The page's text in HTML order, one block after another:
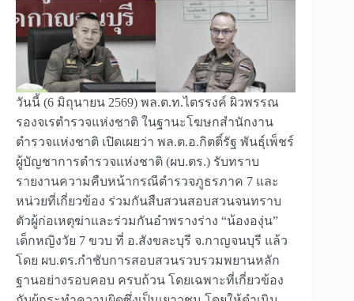
วันนี้ (6 มิถุนายน 2569) พล.ต.ท.ไตรรงค์ ผิวพรรณ
รองจเรตำรวจแห่งชาติ ในฐานะโฆษกสำนักงาน
ตำรวจแห่งชาติ เปิดเผยว่า พล.ต.อ.กิตติ์รัฐ พันธุ์เพ็ชร์
ผู้บัญชาการตำรวจแห่งชาติ (ผบ.ตร.) รับทราบ
รายงานความคืบหน้ากรณีตำรวจภูธรภาค 7 และ
หน่วยที่เกี่ยวข้อง ร่วมกันสืบสวนสอบสวนจนทราบ
ตัวผู้ก่อเหตุฆ่าและร่วมกันอำพรางร่าง “น้ององุ่น”
เด็กหญิงวัย 7 ขวบ ที่ อ.สังขละบุรี จ.กาญจนบุรี แล้ว
โดย ผบ.ตร.กำชับการสอบสวนรวบรวมพยานหลัก
ฐานอย่างรอบคอบ ครบถ้วน โดยเฉพาะที่เกี่ยวข้อง